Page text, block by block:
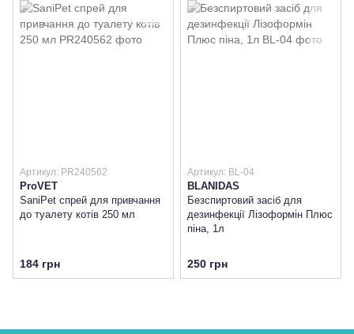
Артикул: PR240562
ProVET
SaniPet cпрей для привчання
до туалету котів 250 мл
184 грн
Артикул: BL-04
BLANIDAS
Безспиртовий засіб для
дезинфекції Лізоформін Плюс
піна, 1л
250 грн